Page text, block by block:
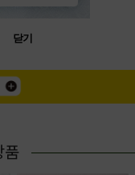
품
닫기